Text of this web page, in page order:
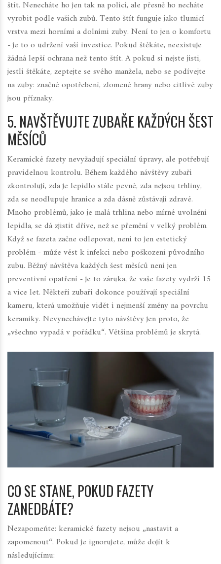
štít. Nenecháte ho jen tak na polici, ale přesně ho necháte
vyrobit podle vašich zubů. Tento štít funguje jako tlumicí
vrstva mezi horními a dolními zuby. Není to jen o komfortu
- je to o udržení vaší investice. Pokud štěkáte, neexistuje
žádná lepší ochrana než tento štít. A pokud si nejste jisti,
jestli štěkáte, zeptejte se svého manžela, nebo se podívejte
na zuby: značné opotřebení, zlomené hrany nebo citlivé zuby
jsou příznaky.
5. NAVŠTĚVUJTE ZUBAŘE KAŽDÝCH ŠEST
MĚSÍCŮ
Keramické fazety nevyžadují speciální úpravy, ale potřebují
pravidelnou kontrolu. Během každého návštěvy zubaři
zkontrolují, zda je lepidlo stále pevné, zda nejsou trhliny,
zda se neodlupuje hranice a zda dásně zůstávají zdravé.
Mnoho problémů, jako je malá trhlina nebo mírné uvolnění
lepidla, se dá zjistit dříve, než se přemění v velký problém.
Když se fazeta začne odlepovat, není to jen estetický
problém - může vést k infekci nebo poškození původního
zubu. Běžný návštěva každých šest měsíců není jen
preventivní opatření - je to záruka, že vaše fazety vydrží 15
a více let. Někteří zubaři dokonce používají speciální
kameru, která umožňuje vidět i nejmenší změny na povrchu
keramiky. Nevynechávejte tyto návštěvy jen proto, že
„všechno vypadá v pořádku“. Většina problémů je skrytá.
CO SE STANE, POKUD FAZETY
ZANEDBÁTE?
Nezapomeňte: keramické fazety nejsou „nastavit a
zapomenout“. Pokud je ignorujete, může dojít k
následujícímu: